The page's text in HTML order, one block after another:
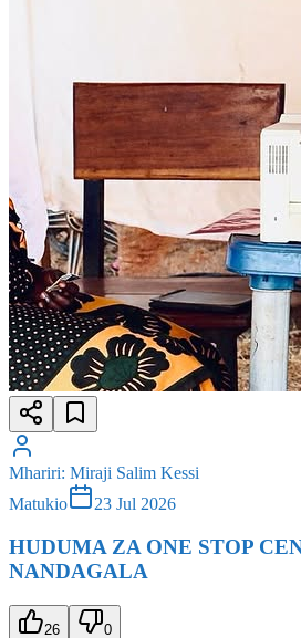
Mhariri: Miraji Salim Kessi
Matukio
23 Jul 2026
HUDUMA ZA ONE STOP
NANDAGALA
26 0